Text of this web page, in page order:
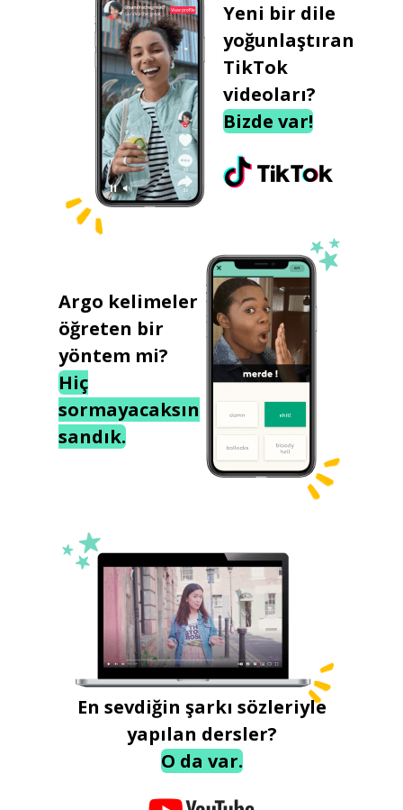
Yeni bir dile
yoğunlaştıran
TikTok
videoları?
Bizde var!
Argo kelimeler
öğreten bir
yöntem mi?
Hiç
sormayacaksın
sandık.
En sevdiğin şarkı sözleriyle
yapılan dersler?
O da var.